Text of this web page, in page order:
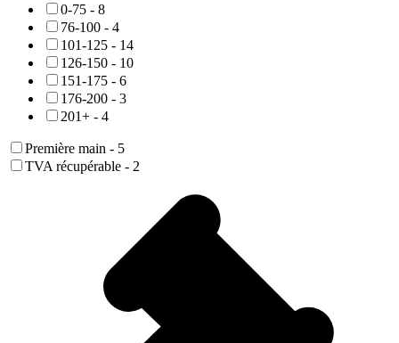
0-75 - 8
76-100 - 4
101-125 - 14
126-150 - 10
151-175 - 6
176-200 - 3
201+ - 4
Première main - 5
TVA récupérable - 2